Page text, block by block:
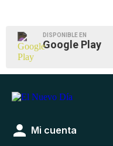
DISPONIBLE EN
Google Play
Mi cuenta